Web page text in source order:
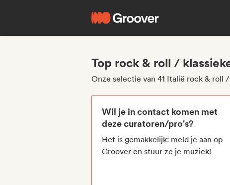
Top rock & roll /
Onze selectie van 41 Italië rock & roll
Wil je in contact komen met
deze curatoren/pro's?
Het is gemakkelijk: meld je aan op
Groover en stuur ze je muziek!